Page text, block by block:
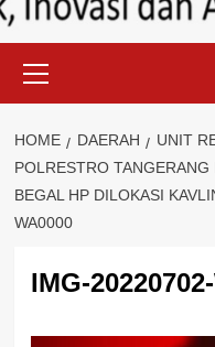
Menu
HOME DAERAH
UNIT
POLRESTRO
BEGAL HP DILOKASI
WA0000
IMG-